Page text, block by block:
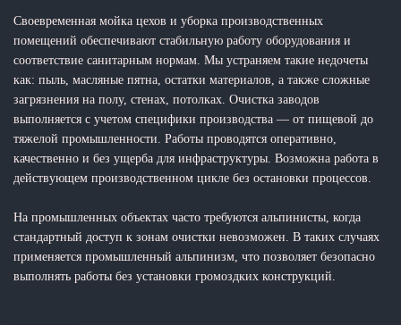
Своевременная мойка цехов и уборка производственных
помещений обеспечивают стабильную работу оборудования и
соответствие санитарным нормам. Мы устраняем такие недочеты
как: пыль, масляные пятна, остатки материалов, а также сложные
загрязнения на полу, стенах, потолках. Очистка заводов
выполняется с учетом специфики производства — от пищевой до
тяжелой промышленности. Работы проводятся оперативно,
качественно и без ущерба для инфраструктуры. Возможна работа в
действующем производственном цикле без остановки процессов.
На промышленных объектах часто требуются альпинисты, когда
стандартный доступ к зонам очистки невозможен. В таких случаях
применяется промышленный альпинизм, что позволяет безопасно
выполнять работы без установки громоздких конструкций.